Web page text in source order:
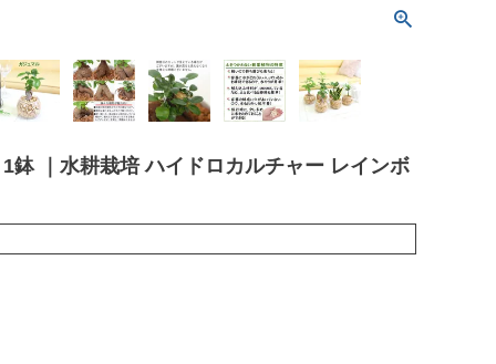
鉢 ｜水耕栽培 ハイドロカルチャー レインボ